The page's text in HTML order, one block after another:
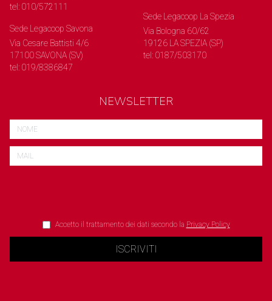
tel: 010/572111
Sede Legacoop Savona
Via Cesare Battisti 4/6
17100 SAVONA (SV)
tel: 019/8386847
Sede Legacoop La Spezia
Via Bologna 60/62
19126 LA SPEZIA (SP)
tel: 0187/503170
NEWSLETTER
Accetto il trattamento dei dati secondo la Privacy Policy
ISCRIVITI